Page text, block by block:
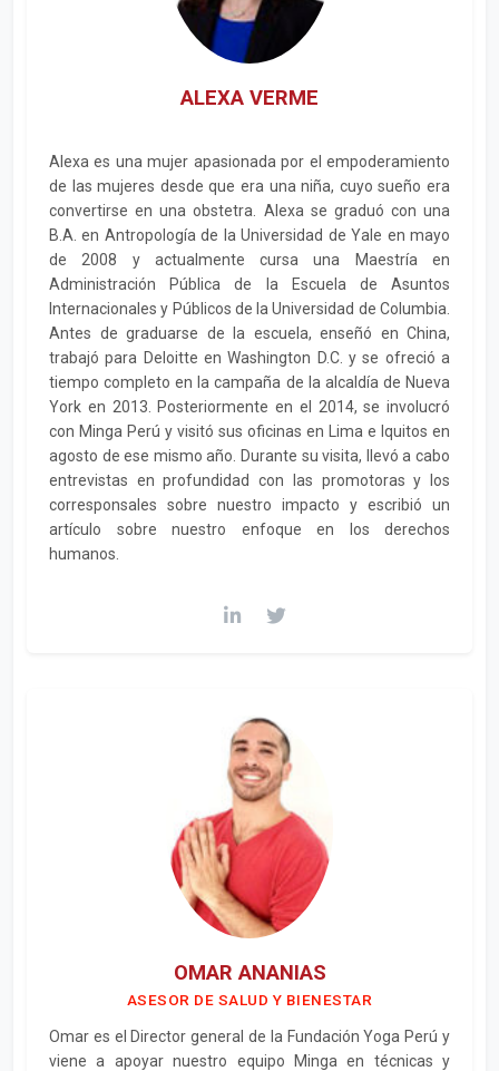
ALEXA VERME
Alexa es una mujer apasionada por el empoderamiento
de las mujeres desde que era una niña, cuyo sueño era
convertirse en una obstetra. Alexa se graduó con una
B.A. en Antropología de la Universidad de Yale en mayo
de 2008 y actualmente cursa una Maestría en
Administración Pública de la Escuela de Asuntos
Internacionales y Públicos de la Universidad de Columbia.
Antes de graduarse de la escuela, enseñó en China,
trabajó para Deloitte en Washington D.C. y se ofreció a
tiempo completo en la campaña de la alcaldía de Nueva
York en 2013. Posteriormente en el 2014, se involucró
con Minga Perú y visitó sus oficinas en Lima e Iquitos en
agosto de ese mismo año. Durante su visita, llevó a cabo
entrevistas en profundidad con las promotoras y los
corresponsales sobre nuestro impacto y escribió un
artículo sobre nuestro enfoque en los derechos
humanos.
OMAR ANANIAS
ASESOR DE SALUD Y BIENESTAR
Omar es el Director general de la Fundación Yoga Perú y
viene a apoyar nuestro equipo Minga en técnicas y